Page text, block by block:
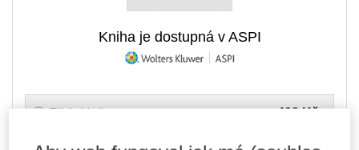
Kniha je dostupná v ASPI
408 Kč
Tištěná kniha